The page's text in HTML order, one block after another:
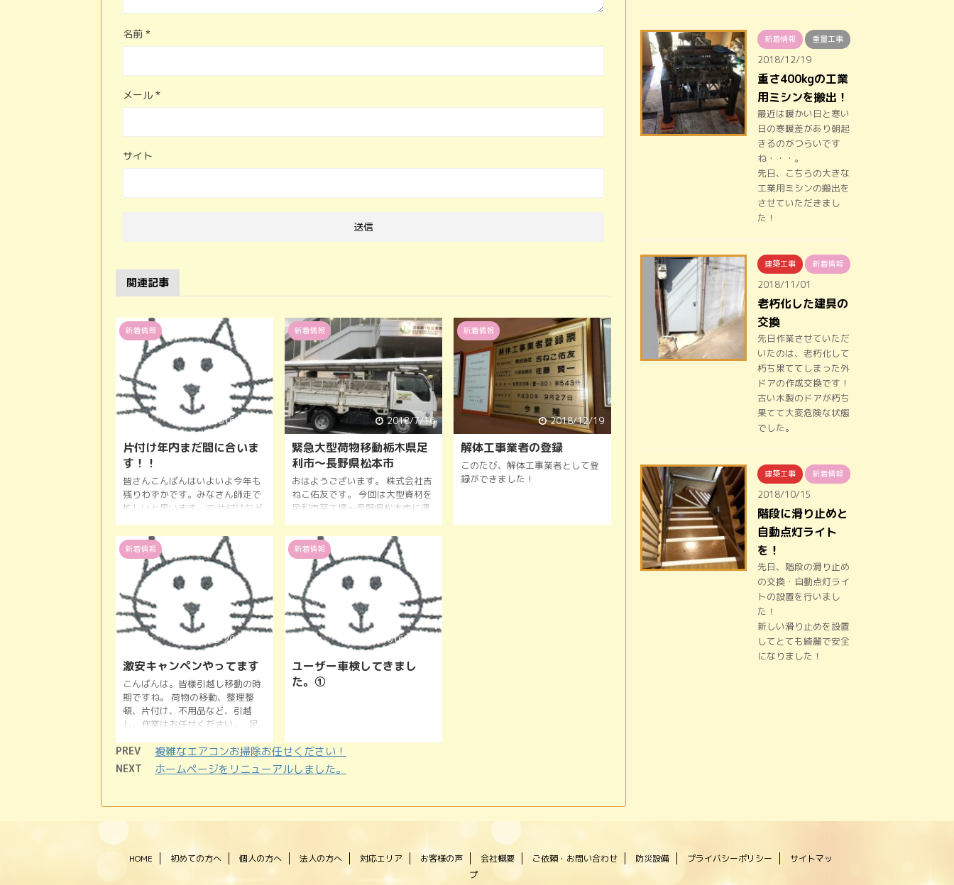
名前 *
メール *
サイト
関連記事
新着情報
2016/12/16
片付け年内まだ間に合いま
す！！
皆さんこんばんはいよいよ今年も
残りわずかです。みなさん師走で
忙しいと思います。て 片付けなど
なときには便利屋吉ねこ佑友にお
気軽にご連絡下さい。 お電話お待
ちしております。
新着情報
2018/7/16
緊急大型荷物移動栃木県足
利市～長野県松本市
おはようございます。 株式会社吉
ねこ佑友です。 今回は大型資材を
足利市某工場～長野県松本市に運
15時 足利工場荷物受け取り17時
30分 長野県松本市翌日6時30分
完了しました。 業者様、緊急で
間に合わない荷物移動でお困りの
時は弊社にご相談ください！！ 、
1.5ｔ箱車、3t平ボディ、軽トラ、
3tダンプで対応いたします。
新着情報
2018/12/19
解体工事業者の登録
このたび、解体工事業者として登
録ができました！
新着情報
2017/4/7
激安キャンペンやってます
こんばんは。皆様引越し移動の時
期ですね。 荷物の移動、整理整
頓、片付け、不用品など、引越
し、作業はお任せください。 足
お任せください。 激安キャンペ
ン中です。
新着情報
2016/12/16
ユーザー車検してきまし
た。①
PREV 複雑なエアコンお掃除お任せください！
NEXT ホームページをリニューアルしました。
新着情報 重量工事
2018/12/19
重さ400kgの工業
用ミシンを搬出！
最近は暖かい日と寒い
日の寒暖差があり朝起
きるのがつらいです
ね・・・。
先日、こちらの大きな
工業用ミシンの搬出を
させていただきまし
た！
建築工事 新着情報
2018/11/01
老朽化した建具の
交換
先日作業させていただ
いたのは、老朽化して
朽ち果ててしまった外
ドアの作成交換です！
古い木製のドアが朽ち
果てて大変危険な状態
でした。
建築工事 新着情報
2018/10/15
階段に滑り止めと
自動点灯ライト
を！
先日、階段の滑り止め
の交換・自動点灯ライ
トの設置を行いまし
た！
新しい滑り止めを設置
してとても綺麗で安全
になりました！
HOME 初めての方へ 個人の方へ 法人の方へ 対応エリア お客様の声 会社概要 ご依頼・お問い合わせ 防災設備 プライバシーポリシー
サイトマッ
プ